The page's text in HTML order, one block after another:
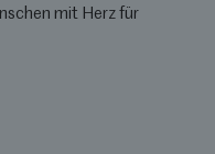
mit Herz für